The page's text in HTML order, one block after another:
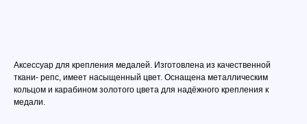
Аксессуар для крепления медалей. Изготовлена из качественной
ткани- репс, имеет насыщенный цвет. Оснащена металлическим
кольцом и карабином золотого цвета для надёжного крепления к
медали.